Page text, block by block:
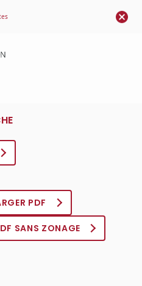
PDF
SANS ZONAGE